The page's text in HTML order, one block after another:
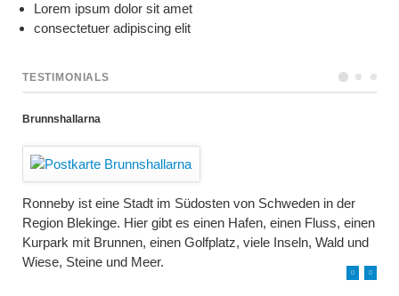
Lorem ipsum dolor sit amet
consectetuer adipiscing elit
TESTIMONIALS
Brunnshallarna
Ronneby ist eine Stadt im Südosten von Schweden in der
Region Blekinge. Hier gibt es einen Hafen, einen Fluss, einen
Kurpark mit Brunnen, einen Golfplatz, viele Inseln, Wald und
Wiese, Steine und Meer.